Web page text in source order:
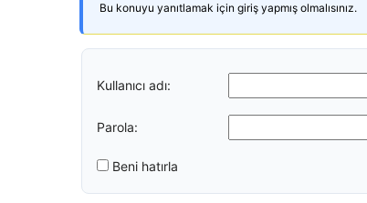
Bu konuyu yanıtlamak için giriş yapmış olmalısınız.
Kullanıcı adı:
Parola:
Beni hatırla